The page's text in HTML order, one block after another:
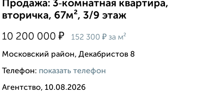
Продажа: 3‑комнатная квартира,
вторичка, 67м², 3/9 этаж
10 200 000 ₽ 152 300 ₽ за м²
Московский район, Декабристов 8
Телефон: показать телефон
Агентство, 10.08.2026